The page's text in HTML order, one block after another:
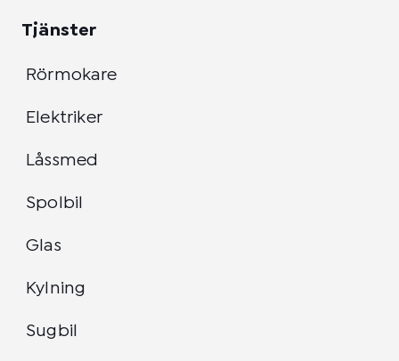
Tjänster
Rörmokare
Elektriker
Låssmed
Spolbil
Glas
Kylning
Sugbil